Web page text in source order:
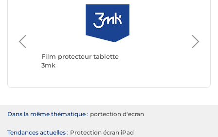
Film protecteur tablette
3mk
Film
Avizar
Dans la même thématique : portection d'ecran
Tendances actuelles : Protection écran iPad